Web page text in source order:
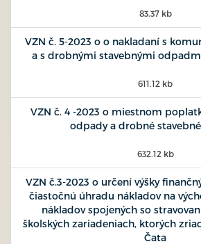
83.37 kb
VZN č. 5-2023 o o nakladaní s
a s drobnými stavebnými
611.12 kb
VZN č. 4 -2023 o miestnom
odpady a drobné
632.12 kb
VZN č.3-2023 o určení výšky
čiastočnú úhradu nákladov na
nákladov spojených so
školských zariadeniach, ktorých
Čata